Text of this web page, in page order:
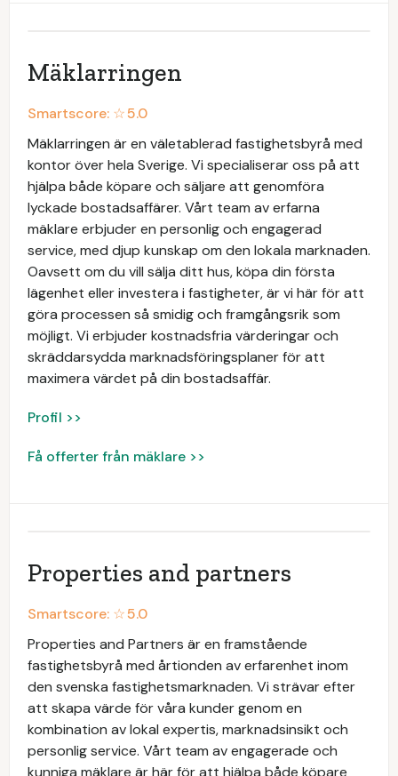
Mäklarringen
Smartscore: ☆5.0
Mäklarringen är en väletablerad fastighetsbyrå med
kontor över hela Sverige. Vi specialiserar oss på att
hjälpa både köpare och säljare att genomföra
lyckade bostadsaffärer. Vårt team av erfarna
mäklare erbjuder en personlig och engagerad
service, med djup kunskap om den lokala marknaden.
Oavsett om du vill sälja ditt hus, köpa din första
lägenhet eller investera i fastigheter, är vi här för att
göra processen så smidig och framgångsrik som
möjligt. Vi erbjuder kostnadsfria värderingar och
skräddarsydda marknadsföringsplaner för att
maximera värdet på din bostadsaffär.
Profil >>
Få offerter från mäklare >>
Properties and partners
Smartscore: ☆5.0
Properties and Partners är en framstående
fastighetsbyrå med årtionden av erfarenhet inom
den svenska fastighetsmarknaden. Vi strävar efter
att skapa värde för våra kunder genom en
kombination av lokal expertis, marknadsinsikt och
personlig service. Vårt team av engagerade och
kunniga mäklare är här för att hjälpa både köpare